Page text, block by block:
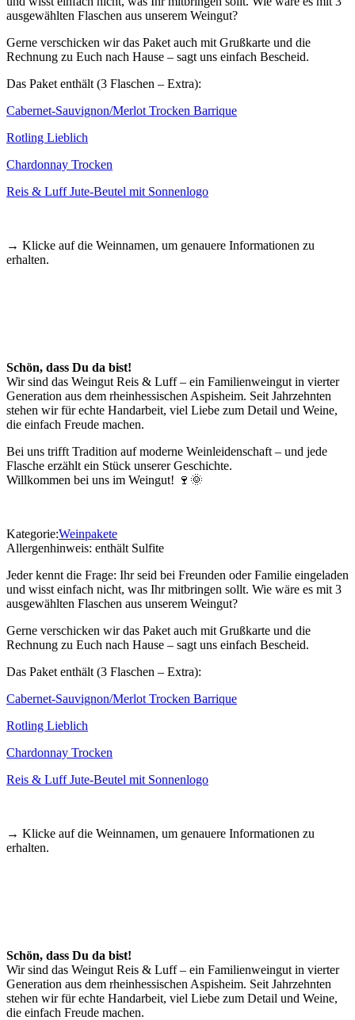
ausgewählten Flaschen aus unserem Weingut?
Gerne verschicken wir das Paket auch mit Grußkarte und die
Rechnung zu Euch nach Hause – sagt uns einfach Bescheid.
Das Paket enthält (3 Flaschen – Extra):
Cabernet-Sauvignon/Merlot Trocken Barrique
Rotling Lieblich
Chardonnay Trocken
Reis & Luff Jute-Beutel mit Sonnenlogo
→ Klicke auf die Weinnamen, um genauere Informationen zu
erhalten.
Schön, dass Du da bist!
Wir sind das Weingut Reis & Luff – ein Familienweingut in vierter
Generation aus dem rheinhessischen Aspisheim. Seit Jahrzehnten
stehen wir für echte Handarbeit, viel Liebe zum Detail und Weine,
die einfach Freude machen.
Bei uns trifft Tradition auf moderne Weinleidenschaft – und jede
Flasche erzählt ein Stück unserer Geschichte.
Willkommen bei uns im Weingut! 🍷🌞
Kategorie:Weinpakete
Allergenhinweis: enthält Sulfite
Jeder kennt die Frage: Ihr seid bei Freunden oder Familie eingeladen
und wisst einfach nicht, was Ihr mitbringen sollt. Wie wäre es mit 3
ausgewählten Flaschen aus unserem Weingut?
Gerne verschicken wir das Paket auch mit Grußkarte und die
Rechnung zu Euch nach Hause – sagt uns einfach Bescheid.
Das Paket enthält (3 Flaschen – Extra):
Cabernet-Sauvignon/Merlot Trocken Barrique
Rotling Lieblich
Chardonnay Trocken
Reis & Luff Jute-Beutel mit Sonnenlogo
→ Klicke auf die Weinnamen, um genauere Informationen zu
erhalten.
Schön, dass Du da bist!
Wir sind das Weingut Reis & Luff – ein Familienweingut in vierter
Generation aus dem rheinhessischen Aspisheim. Seit Jahrzehnten
stehen wir für echte Handarbeit, viel Liebe zum Detail und Weine,
die einfach Freude machen.